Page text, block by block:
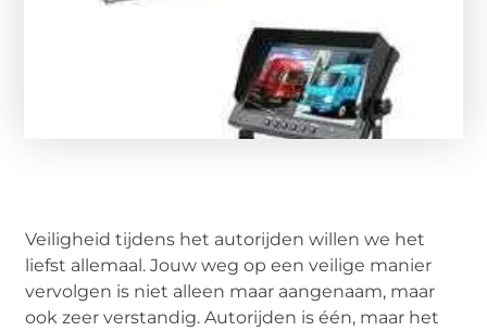
Veiligheid tijdens het autorijden willen we het
liefst allemaal. Jouw weg op een veilige manier
vervolgen is niet alleen maar aangenaam, maar
ook zeer verstandig. Autorijden is één, maar het